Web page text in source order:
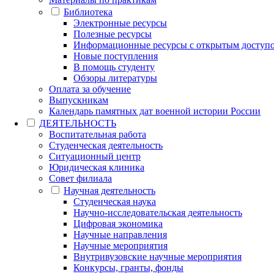
Библиотека
Электронные ресурсы
Полезные ресурсы
Информационные ресурсы с открытым
Новые поступления
В помощь студенту
Обзоры литературы
Оплата за обучение
Выпускникам
Календарь памятных дат военной истории России
ДЕЯТЕЛЬНОСТЬ
Воспитательная работа
Студенческая деятельность
Ситуационный центр
Юридическая клиника
Совет филиала
Научная деятельность
Студенческая наука
Научно-исследовательская деятельность
Цифровая экономика
Научные направления
Научные мероприятия
Внутривузовские научные мероприятия
Конкурсы, гранты, фонды